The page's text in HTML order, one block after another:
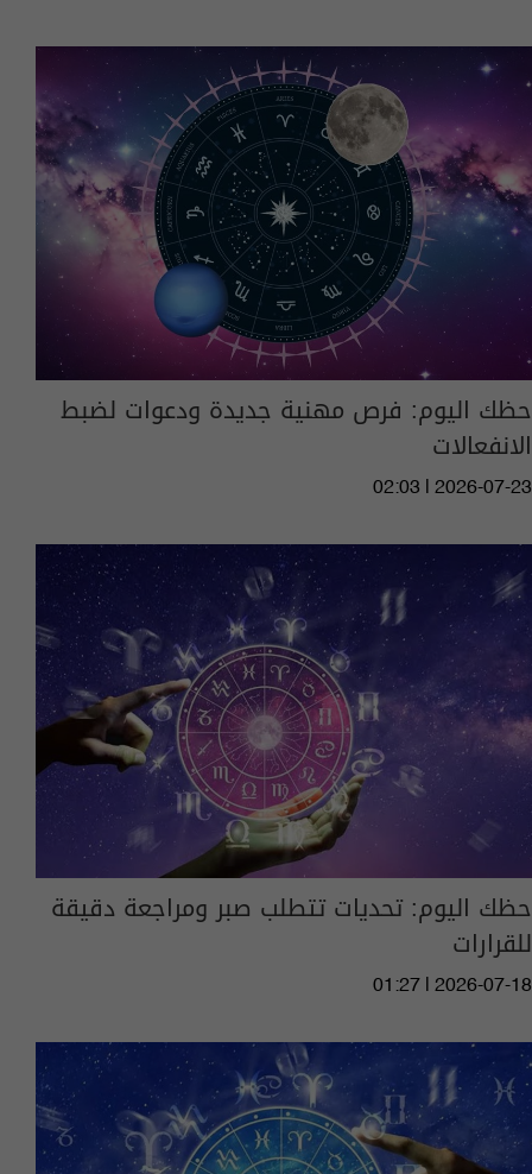
حظك اليوم: فرص مهنية جديدة ودعوات لضبط
الانفعالات
02:03 | 2026-07-23
حظك اليوم: تحديات تتطلب صبر ومراجعة دقيقة
للقرارات
01:27 | 2026-07-18